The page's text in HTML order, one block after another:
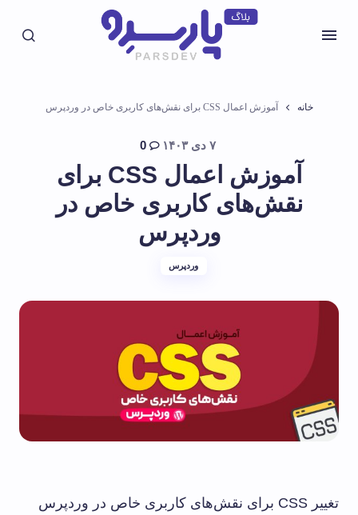
خانه آموزش اعمال CSS برای نقش‌های کاربری خاص در وردپرس
۷ دی ۱۴۰۳ 0
آموزش اعمال CSS برای
نقش‌های کاربری خاص در
وردپرس
وردپرس
تغییر CSS برای نقش‌های کاربری خاص در وردپرس